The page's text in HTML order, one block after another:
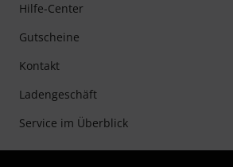
Hilfe-Center
Gutscheine
Kontakt
Ladengeschäft
Service im Überblick